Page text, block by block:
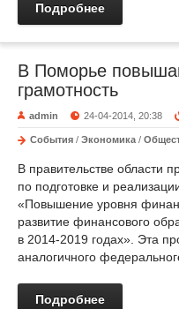
Подробнее
В Поморье
грамотность
admin 24-04-2014, 20:38
События / Экономика /
В правительстве области
по подготовке и
«Повышение уровня
развитие финансового
в 2014-2019 годах». Эта
аналогичного
Подробнее